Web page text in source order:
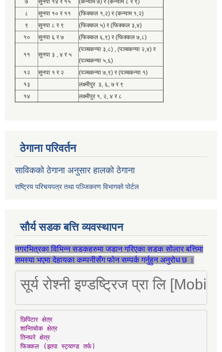
७ सुनपा १४ र १५
(कन्याम ७) र (कन्याम ८ र ९)
८
सुनपा १० र ११
(फिक्कल १,२) र (कन्याम १,२)
९
सुनपा ८ र ९
(फिक्कल ५) र (फिक्कल ३,४)
१०
सुनपा ६ र ७ (फिक्कल ६,९) र (फिक्कल ७,८)
११ सुनपा ३ , ४ र ५
(पञ्चकन्या ३,८) , (पञ्चकन्या २,४) र
(पञ्चकन्या ५,६)
१२
सुनपा १ र २
(पञ्चकन्या ७,९) र (पञ्चकन्या १)
१३
लक्ष्मीपुर ३, ६, ७ र ९
१४
लक्ष्मीपुर १, २, ४ र ८
ठेगाना परिवर्तन
साविकको ठेगाना अनुसार हालको ठेगाना
राष्ट्रिय परिचयपत्र तथा पञ्जिकरण विभागको पोर्टल
सौर्य सडक बत्ति व्यवस्थापन
नगरभित्रका विभिन्न सडकहरुमा जडान गरिएका सडक सोलार बत्तिमा
समस्या भएमा देहायका कम्पनीसँग फोन सम्पर्क गर्नुहुन अनुरोध छ ।
सूर्य रोश्नी इण्डष्ट्रिज प्रा लि
छिपिटार क्षेत्र
शान्तिचोक क्षेत्र
तिनघरे क्षेत्र
फिक्कल (झापा स्ट्याण्ड तर्फ)